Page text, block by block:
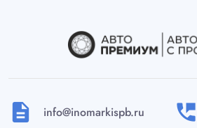
description info@inomarkispb.ru perm_phone_msg